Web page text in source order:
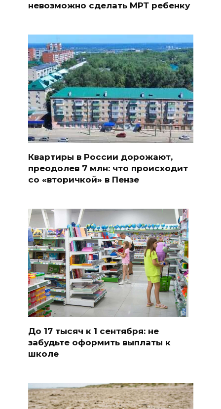
невозможно сделать МРТ ребенку
Квартиры в России дорожают,
преодолев 7 млн: что происходит
со «вторичкой» в Пензе
До 17 тысяч к 1 сентября: не
забудьте оформить выплаты к
школе